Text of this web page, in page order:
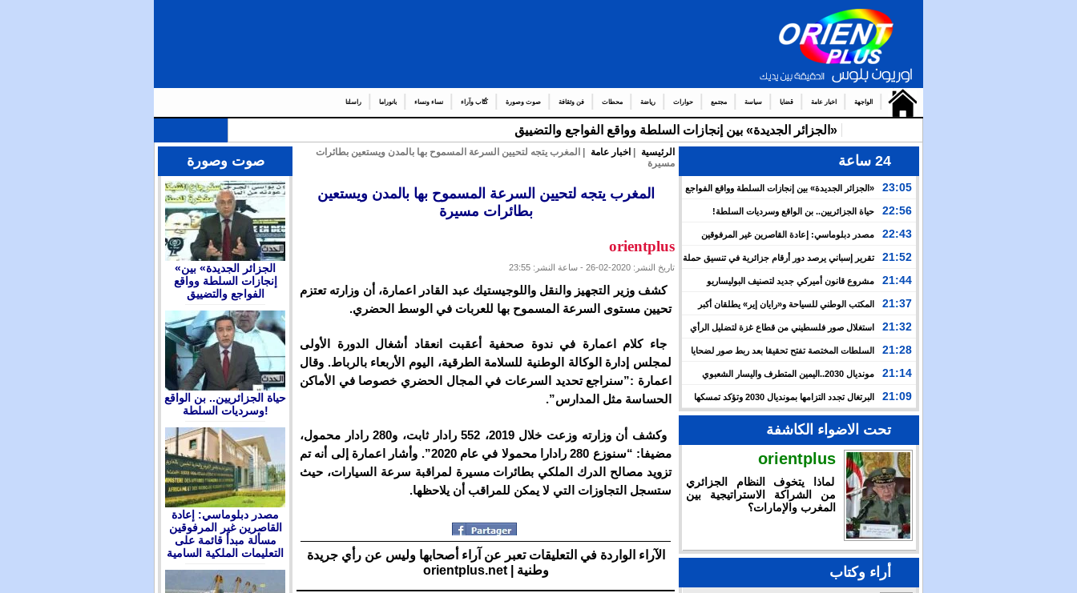
الواجهة اخبار عامة قضايا سياسة مجتمع حوارات رياضة محطات فن وثقافة صوت وصورة كُتّاب وآراء نساء ونساء بانوراما راسلنا
«الجزائر الجديدة» بين إنجازات السلطة وواقع الفواجع والتضييق
24 ساعة
23:05
«الجزائر الجديدة» بين إنجازات السلطة وواقع الفواجع
والتضييق
22:56 حياة الجزائريين.. بن الواقع وسرديات السلطة!
22:43
مصدر دبلوماسي: إعادة القاصرين غير المرفوقين
مسألة مبدأ قائمة على التعليمات الملكية السامية
21:52
تقرير إسباني يرصد دور أرقام جزائرية في تنسيق حملة
العبور نحو سبتة
21:44
مشروع قانون أميركي جديد لتصنيف البوليساريو
منظمة إرهابية
21:37
المكتب الوطني للسياحة و«رايان إير» يطلقان أكبر
برنامج جوي شتوي نحو المغرب
21:32
استغلال صور فلسطيني من قطاع غزة لتضليل الرأي
العام بشأن أحداث سبتة
21:28
السلطات المختصة تفتح تحقيقا بعد ربط صور لضحايا
حرب غزة بأحداث سبتة
21:14
مونديال 2030..اليمين المتطرف واليسار الشعبوي
يوظفان الهجرة لاستهداف المغرب
21:09
البرتغال تجدد التزامها بمونديال 2030 وتؤكد تمسكها
بالشراكة مع المغرب وإسبانيا
تحت الاضواء الكاشفة
orientplus
لماذا يتخوف النظام الجزائري
من الشراكة الاستراتيجية بين
المغرب والإمارات؟
أراء وكتاب
الرئيسية اخبار عامة
| المغرب يتجه لتحيين السرعة المسموح بها بالمدن ويستعين بطائرات
مسيرة
المغرب يتجه لتحيين السرعة المسموح بها بالمدن ويستعين
بطائرات مسيرة
orientplus
تاريخ النشر: 2020-02-26 - ساعة النشر: 23:55
كشف وزير التجهيز والنقل واللوجيستيك عبد القادر اعمارة، أن وزارته تعتزم
تحيين مستوى السرعة المسموح بها للعربات في الوسط الحضري.
جاء كلام اعمارة في ندوة صحفية أعقبت انعقاد أشغال الدورة الأولى
لمجلس إدارة الوكالة الوطنية للسلامة الطرقية، اليوم الأربعاء بالرباط. وقال
اعمارة :”سنراجع تحديد السرعات في المجال الحضري خصوصا في الأماكن
الحساسة مثل المدارس”.
وكشف أن وزارته وزعت خلال 2019، 552 رادار ثابت، و280 رادار محمول،
مضيفا: “سنوزع 280 رادارا محمولا في عام 2020”. وأشار اعمارة إلى أنه تم
تزويد مصالح الدرك الملكي بطائرات مسيرة لمراقبة سرعة السيارات، حيث
ستسجل التجاوزات التي لا يمكن للمراقب أن يلاحظها.
الآراء الواردة في التعليقات تعبر عن آراء أصحابها وليس عن رأي جريدة
وطنية | orientplus.net
صوت وصورة
«الجزائر الجديدة» بين
إنجازات السلطة وواقع
الفواجع والتضييق
حياة الجزائريين.. بن الواقع
وسرديات السلطة!
مصدر دبلوماسي: إعادة
القاصرين غير المرفوقين
مسألة مبدأ قائمة على
التعليمات الملكية السامية